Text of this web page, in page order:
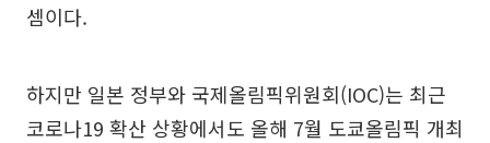
셈이다.
하지만 일본 정부와 국제올림픽위원회(IOC)는 최근
코로나19 확산 상황에서도 올해 7월 도쿄올림픽 개최